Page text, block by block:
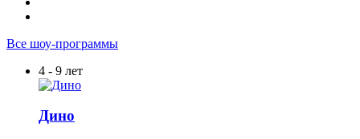
Все шоу-программы
4 - 9 лет
Дино